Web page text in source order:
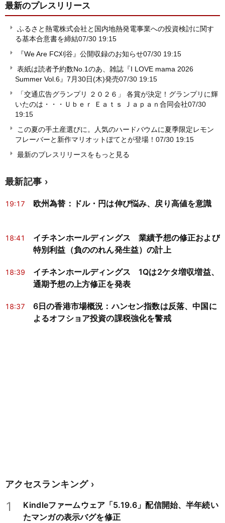
最新のプレスリリース
ふるさと熱電株式会社と国内地熱発電事業への投資検討に関す
る基本合意書を締結07/30 19:15
『We Are FC刈谷』公開収録のお知らせ07/30 19:15
表紙は読者予約数No.1のあ、雑誌『I LOVE mama 2026
Summer Vol.6』7月30日(木)発売07/30 19:15
「交通広告グランプリ ２０２６」 各賞が決定！グランプリに輝
いたのは・・・Ｕｂｅｒ Ｅａｔｓ Ｊａｐａｎ合同会社07/30
19:15
この夏の手土産選びに。人気のハードバウムに夏季限定レモン
フレーバーと新作マリオットぽてとが登場！ 07/30 19:15
最新のプレスリリースをもっと見る
最新記事
19:17 欧州為替：ドル・円は伸び悩み、戻り高値を意識
18:41
イチネンホールディングス 業績予想の修正および
特別利益（負ののれん発生益）の計上
18:39
イチネンホールディングス 1Qは2ケタ増収増益、
通期予想の上方修正を発表
18:37
6日の香港市場概況：ハンセン指数は反落、中国に
よるオフショア投資の課税強化を警戒
アクセスランキング
1
Kindleファームウェア「5.19.6」配信開始、半年続い
たマンガの表示バグを修正